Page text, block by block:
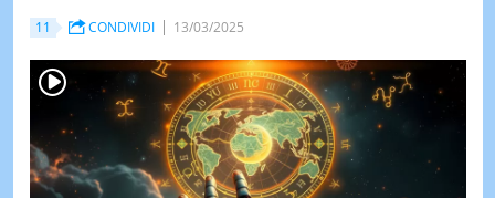
11 CONDIVIDI 13/03/2025